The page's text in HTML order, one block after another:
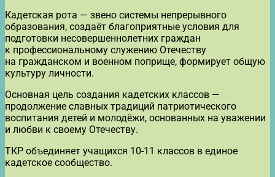
Кадетская рота — звено системы непрерывного
образования, создаёт благоприятные условия для
подготовки несовершеннолетних граждан
к профессиональному служению Отечеству
на гражданском и военном поприще, формирует общую
культуру личности.
Основная цель создания кадетских классов —
продолжение славных традиций патриотического
воспитания детей и молодёжи, основанных на уважении
и любви к своему Отечеству.
ТКР объединяет учащихся 10-11 классов в единое
кадетское сообщество.